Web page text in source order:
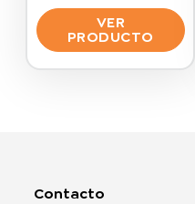
VER
PRODUCTO
Contacto